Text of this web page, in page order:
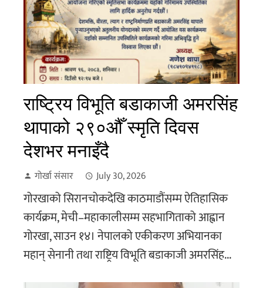
राष्ट्रिय विभूति बडाकाजी अमरसिंह
थापाको २९०औँ स्मृति दिवस
देशभर मनाइँदै
गोर्खा संसार July 30, 2026
गोरखाको सिरानचोकदेखि काठमाडौंसम्म ऐतिहासिक
कार्यक्रम, मेची–महाकालीसम्म सहभागिताको आह्वान
गोरखा, साउन १४। नेपालको एकीकरण अभियानका
महान् सेनानी तथा राष्ट्रिय विभूति बडाकाजी अमरसिंह...